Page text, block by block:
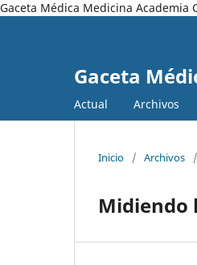
Gaceta Médica Medicina
Gaceta
Actual Archivos
Inicio / Archivos /
Midiendo